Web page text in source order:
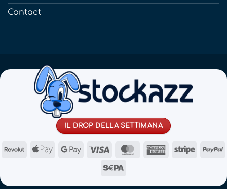
Contact
IL DROP DELLA SETTIMANA
RevolutApple GoogleVisa MasterCardAmericanStripe